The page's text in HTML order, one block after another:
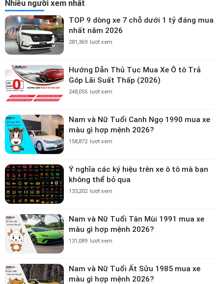
Nhiều người xem nhất
TOP 9 dòng xe 7 chỗ dưới 1 tỷ đáng mua
nhất năm 2026
281,369 lượt xem
Hướng Dẫn Thủ Tục Mua Xe Ô tô Trả
Góp Lãi Suất Thấp (2026)
248,055 lượt xem
Nam và Nữ Tuổi Canh Ngọ 1990 mua xe
màu gì hợp mệnh 2026?
158,872 lượt xem
Ý nghĩa các ký hiệu trên xe ô tô mà bạn
không thể bỏ qua
133,202 lượt xem
Nam và Nữ Tuổi Tân Mùi 1991 mua xe
màu gì hợp mệnh 2026?
131,089 lượt xem
Nam và Nữ Tuổi Ất Sửu 1985 mua xe
màu gì hợp mệnh 2026?